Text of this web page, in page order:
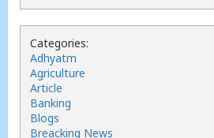
Categories:
Adhyatm
Agriculture
Article
Banking
Blogs
Breacking News